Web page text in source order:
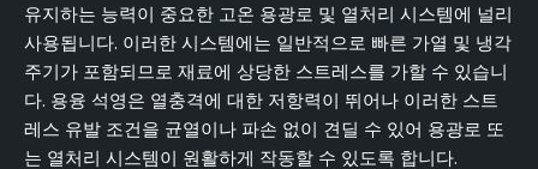
유지하는 능력이 중요한 고온 용광로 및 열처리 시스템에 널리
사용됩니다. 이러한 시스템에는 일반적으로 빠른 가열 및 냉각
주기가 포함되므로 재료에 상당한 스트레스를 가할 수 있습니
다. 용융 석영은 열충격에 대한 저항력이 뛰어나 이러한 스트
레스 유발 조건을 균열이나 파손 없이 견딜 수 있어 용광로 또
는 열처리 시스템이 원활하게 작동할 수 있도록 합니다.